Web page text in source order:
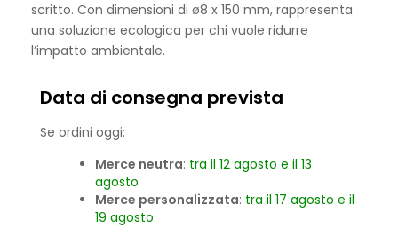
scritto. Con dimensioni di ø8 x 150 mm, rappresenta
una soluzione ecologica per chi vuole ridurre
l’impatto ambientale.
Data di consegna prevista
Se ordini oggi:
Merce neutra: tra il 12 agosto e il 13
agosto
Merce personalizzata: tra il 17 agosto e il
19 agosto